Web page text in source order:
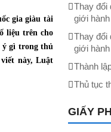
gia giàu tài
liệu trên cho
ý gì trong thủ
viết này, Luật
Thay đổi
giới
Thay đổi
giới
Thành
Thủ tục
GIẤY